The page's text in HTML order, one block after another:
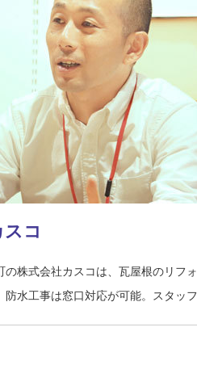
コ
の株式会社カスコは、瓦屋根のリフ
防水工事は窓口対応が可能。スタッ